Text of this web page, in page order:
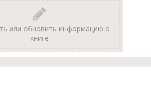
или обновить информацию о
книге